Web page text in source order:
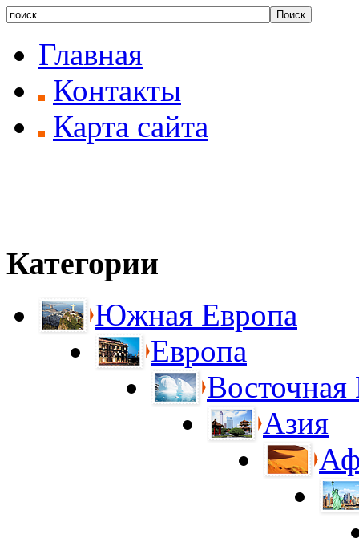
Главная
Контакты
Карта сайта
Категории
Южная Европа
Европа
Восточная
Азия